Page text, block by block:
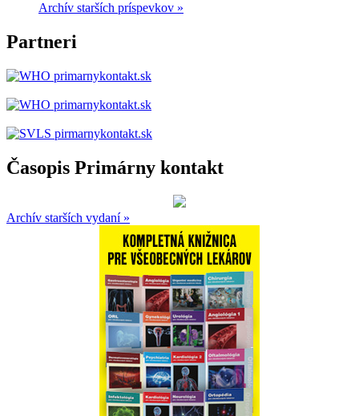
Archív starších príspevkov »
Partneri
Časopis Primárny kontakt
Archív starších vydaní »